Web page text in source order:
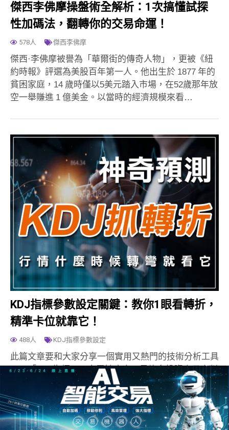
傑西李佛摩操盤術全解析：1次搞懂試探
性加碼法，翻轉你的交易命運！
578人 傑西李佛摩
傑西·李佛摩被譽為「華爾街的傳奇人物」，更被《紐
約時報》評選為美股百年第一人。他出生於 1877 年的
貧困家庭，14 歲時僅以5美元踏入市場，在52歲那年放
空一舉賺進 1 億美金。以當時的經濟規模來看…
KDJ指標參數設定關鍵：教你1眼看轉折，
精準卡位就靠它！
488人 KDJ指標參數設定
此篇文章要和大家分享一個實用又熱門的技術分析工具
——「KDJ指標」。它靈敏度高，是許多投資人用來判
斷行情轉折的利器。但其實KDJ指標在實際操作時也有
一些常見的誤區，一不小心就可能誤判訊號。 在這次
的教…